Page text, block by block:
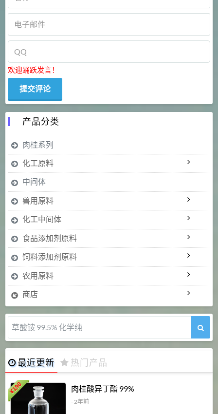
欢迎踊跃发言！
产品分类
肉桂系列
化工原料
中间体
兽用原料
化工中间体
食品添加剂原料
饲料添加剂原料
农用原料
商店
5-甲氧基吲哚 98%
最近更新 热门产品
¥
198 肉桂酸异丁酯 99%
- 2年前